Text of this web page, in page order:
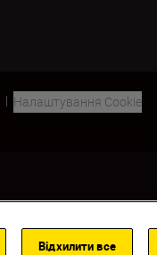
Налаштування Cookie
Відхилити все